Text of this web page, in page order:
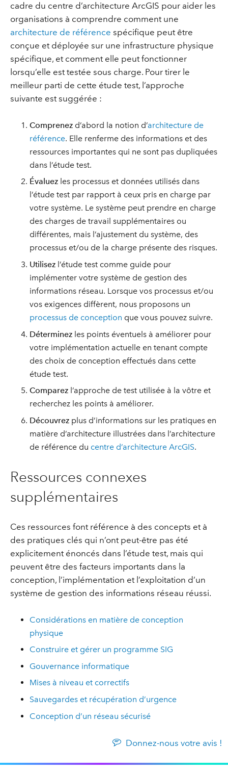
cadre du centre d’architecture ArcGIS pour aider les
organisations à comprendre comment une
architecture de référence spécifique peut être
conçue et déployée sur une infrastructure physique
spécifique, et comment elle peut fonctionner
lorsqu’elle est testée sous charge. Pour tirer le
meilleur parti de cette étude test, l’approche
suivante est suggérée :
Comprenez d’abord la notion d’architecture de
référence. Elle renferme des informations et des
ressources importantes qui ne sont pas dupliquées
dans l’étude test.
Évaluez les processus et données utilisés dans
l’étude test par rapport à ceux pris en charge par
votre système. Le système peut prendre en charge
des charges de travail supplémentaires ou
différentes, mais l’ajustement du système, des
processus et/ou de la charge présente des risques.
Utilisez l’étude test comme guide pour
implémenter votre système de gestion des
informations réseau. Lorsque vos processus et/ou
vos exigences diffèrent, nous proposons un
processus de conception que vous pouvez suivre.
Déterminez les points éventuels à améliorer pour
votre implémentation actuelle en tenant compte
des choix de conception effectués dans cette
étude test.
Comparez l’approche de test utilisée à la vôtre et
recherchez les points à améliorer.
Découvrez plus d’informations sur les pratiques en
matière d’architecture illustrées dans l’architecture
de référence du centre d’architecture ArcGIS.
Ressources connexes
supplémentaires
Ces ressources font référence à des concepts et à
des pratiques clés qui n’ont peut-être pas été
explicitement énoncés dans l’étude test, mais qui
peuvent être des facteurs importants dans la
conception, l’implémentation et l’exploitation d’un
système de gestion des informations réseau réussi.
Considérations en matière de conception
physique
Construire et gérer un programme SIG
Gouvernance informatique
Mises à niveau et correctifs
Sauvegardes et récupération d’urgence
Conception d’un réseau sécurisé
Donnez-nous votre avis !